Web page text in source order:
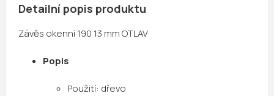
Detailní popis produktu
Závěs okenní 190 13 mm OTLAV
Popis
Použití: dřevo